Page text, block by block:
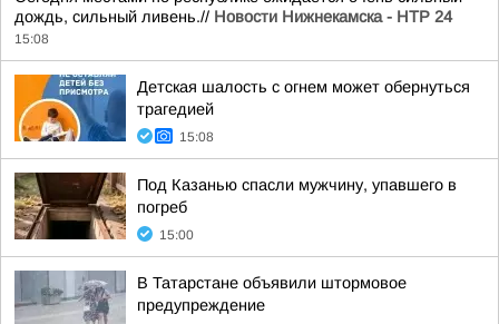
дождь, сильный ливень.// Новости Нижнекамска - НТР 24
15:08
Детская шалость с огнем может обернуться
трагедией
15:08
Под Казанью спасли мужчину, упавшего в
погреб
15:00
В Татарстане объявили штормовое
предупреждение